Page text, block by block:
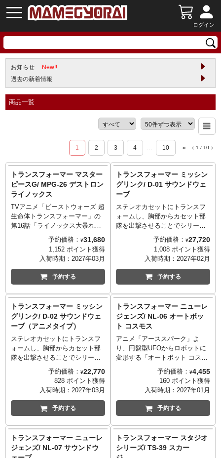
ログイン
お知らせ
New!!
過去の新着情報
商品一覧
1 2 3 4 … 10 » （ 1 / 10 ）
トランスフォーマー マスター
ピースG/ MPG-26 デストロン
ライノックス
TVアニメ「ビーストウォーズ 超
生命体トランスフォーマー」の
第16話「ライノックス大暴れ」
にてデストロンに変換されたラ
イノックスを「デストロン ライ
ノックス」としてMPGで立体
通常のライノックスとは異なる
カラーリングに加え、ビースト
ことができ、劇中のロボットモ
ードの姿も忠実に再現できま
す。
本商品オリジナルカラーのガト
リングハンマーが2丁付属し、両
手撃ちのポーズをとることが可
能。 ガトリングハンマーのうち
1丁は、アニメ当時の玩具同様に
ビーストモード内部に格納する
ことができます。
また、アニメ当時の玩具に付属
していた剣をイメージした「ソ
ク」が付属。 ビーストマスクは
ロボットの頭部に取り付けるこ
予約価格： ¥31,680
1,152 ポイント獲得
入荷時期： 2027年03月
予約する
トランスフォーマー ミッシン
グリンク/ D-01 サウンドウェ
ーブ
ステレオカセットにトランスフ
ォームし、胸部からカセット部
隊を出撃させることでシリーズ
屈指の人気を誇るキャラクター
「サウンドウェーブ」。当時と
同じサイズ、一部に亜鉛合金を
使用したG1スタイルそのまま
に、自由なポージングのための
可動関節と新たな変形モード・
た。
今回、初立体化のカセットロン
「スカウトロボ」が新規設計で
付属。アニメ「戦え！超ロボッ
ト生命体トランスフォーマー」
のエピソード「二人のコンボ
イ」で登場し、コロニウムクリ
スタルの調査を行った偵察ドロ
ーン型カセットロンの１体であ
りながら過去に商品化がされた
ことがない幻のキャラクター
で、今回のミッシングリンクに
ーブ本体は当時、シールで再現
されていた模様の一部を立体彫
予約価格： ¥27,720
1,008 ポイント獲得
入荷時期： 2027年02月
予約する
トランスフォーマー ミッシン
グリンク/ D-02 サウンドウェ
ーブ（アニメタイプ）
ステレオカセットにトランスフ
ォームし、胸部からカセット部
隊を出撃させることでシリーズ
屈指の人気を誇るキャラクター
「サウンドウェーブ」。当時と
同じサイズ、一部に亜鉛合金を
使用したG1スタイルそのまま
に、自由なポージングのための
可動関節と新たな変形モード・
豪華な付属品を備え、ミッシン
今回、アニメタイプにはG1フォ
ーマットでは初立体化のカセッ
予約価格： ¥22,770
828 ポイント獲得
入荷時期： 2027年03月
予約する
トランスフォーマー ニューレ
ジェンズ/ NL-06 オートボッ
ト コスモス
アニメ「アーススパーク」よ
り、円盤型UFOからロボットに
変形する「オートボット コスモ
オートボット コスモスは地球外
文明への深い知識と優れた偵察
能力を持つ偵察兵である。 劇中
をイメージしたスタイルで立体
化。ロボットモードでは胸部の
パネルを取り外してモードチェ
て腕に装着が可能です。 仲間た
ちをサポートする頼れるオート
予約価格： ¥4,455
160 ポイント獲得
入荷時期： 2027年01月
予約する
トランスフォーマー ニューレ
ジェンズ/ NL-07 サウンドウ
トランスフォーマー スタジオ
シリーズ/ TS-39 スカー